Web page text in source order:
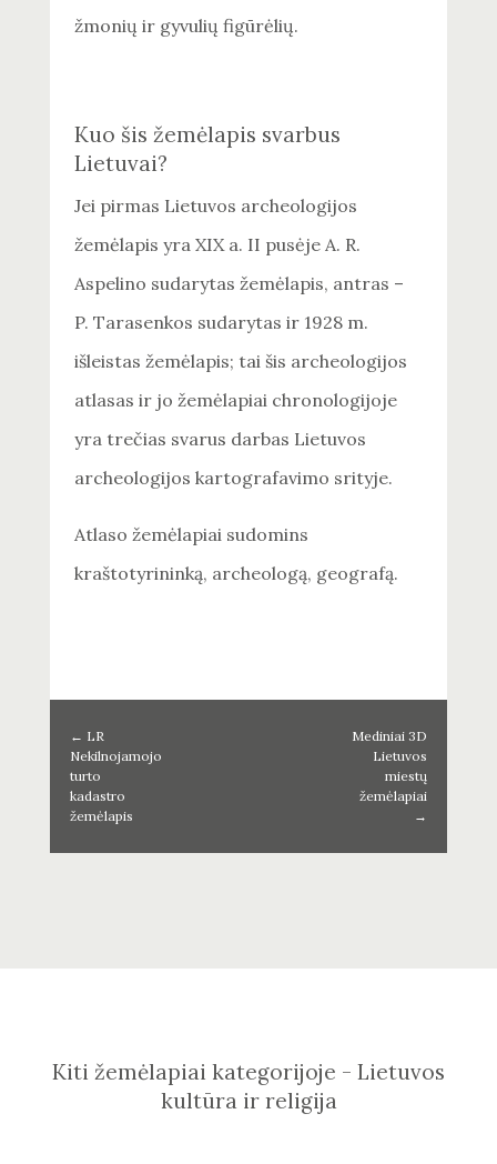
žmonių ir gyvulių figūrėlių.
Kuo šis žemėlapis svarbus
Lietuvai?
Jei pirmas Lietuvos archeologijos
žemėlapis yra XIX a. II pusėje A. R.
Aspelino sudarytas žemėlapis, antras –
P. Tarasenkos sudarytas ir 1928 m.
išleistas žemėlapis; tai šis archeologijos
atlasas ir jo žemėlapiai chronologijoje
yra trečias svarus darbas Lietuvos
archeologijos kartografavimo srityje.
Atlaso žemėlapiai sudomins
kraštotyrininką, archeologą, geografą.
← LR
Nekilnojamojo
turto
kadastro
žemėlapis
Mediniai 3D
Lietuvos
miestų
žemėlapiai
→
Kiti žemėlapiai kategorijoje - Lietuvos
kultūra ir religija